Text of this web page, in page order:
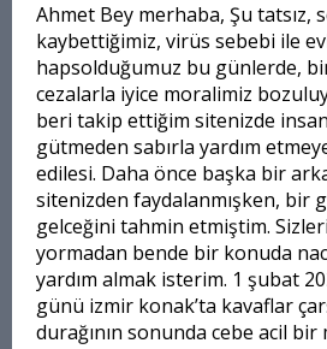
Ahmet Bey merhaba, Şu tatsız,
kaybettiğimiz, virüs sebebi ile
hapsolduğumuz bu günlerde,
cezalarla iyice moralimiz
beri takip ettiğim sitenizde
gütmeden sabırla yardım
edilesi. Daha önce başka bir
sitenizden faydalanmışken, bir
gelceğini tahmin etmiştim.
yormadan bende bir konuda
yardım almak isterim. 1 şubat
günü izmir konak’ta kavaflar
durağının sonunda cebe acil bir